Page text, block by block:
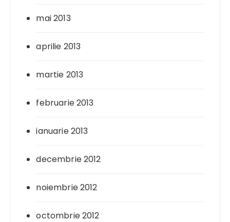
mai 2013
aprilie 2013
martie 2013
februarie 2013
ianuarie 2013
decembrie 2012
noiembrie 2012
octombrie 2012